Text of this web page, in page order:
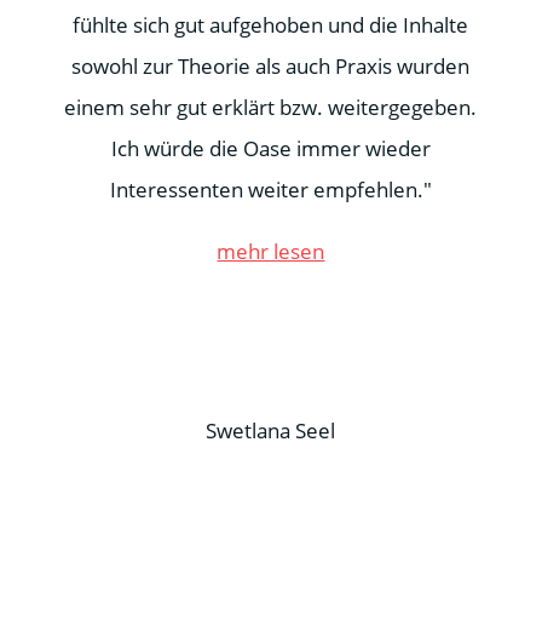
fühlte sich gut aufgehoben und die Inhalte
sowohl zur Theorie als auch Praxis wurden
einem sehr gut erklärt bzw. weitergegeben.
Ich würde die Oase immer wieder
Interessenten weiter empfehlen."
mehr lesen
Swetlana Seel